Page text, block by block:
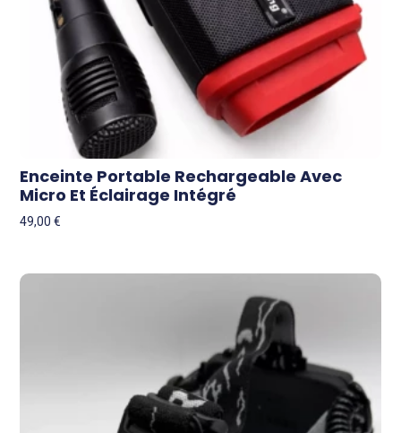
Enceinte Portable Rechargeable Avec
Micro Et Éclairage Intégré
49,00€